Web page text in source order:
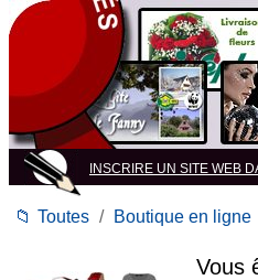
INSCRIRE UN SITE WEB
📁 Toutes / Boutique en ligne
Vous